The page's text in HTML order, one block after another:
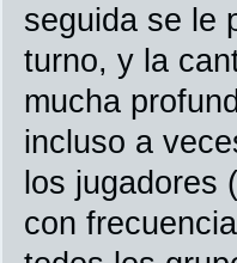
seguida se le
turno, y la
mucha
incluso a
los jugadores
con